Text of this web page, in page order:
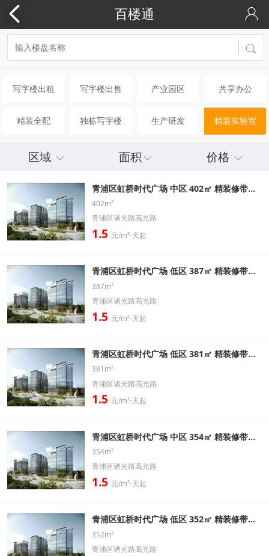
百楼通
写字楼出租 写字楼出售 产业园区 共享办公
精装全配 独栋写字楼 生产研发 精装实验室
区域 面积 价格
青浦区虹桥时代广场 中区 402㎡ 精装修带家具办公室出租信息
402m²
青浦区诸光路高光路
1.5 元/m²⋅天起
青浦区虹桥时代广场 低区 387㎡ 精装修带家具办公室出租信息
387m²
青浦区诸光路高光路
1.5 元/m²⋅天起
青浦区虹桥时代广场 低区 381㎡ 精装修带家具办公室出租信息
381m²
青浦区诸光路高光路
1.5 元/m²⋅天起
青浦区虹桥时代广场 中区 354㎡ 精装修带家具办公室出租信息
354m²
青浦区诸光路高光路
1.5 元/m²⋅天起
青浦区虹桥时代广场 低区 352㎡ 精装修带家具办公室出租信息
352m²
青浦区诸光路高光路